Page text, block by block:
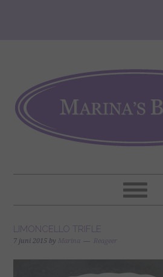
LIMONCELLO TRIFLE
7 juni 2015 by Marina Reageer